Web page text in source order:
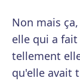
Non mais
elle qui a
tellement
qu'elle avait